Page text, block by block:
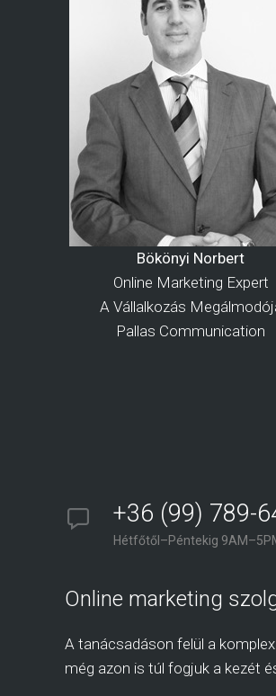
Bökönyi Norbert
Online Marketing Expert
A Vállalkozás
Pallas Communication
+36 (99) 789-
Hétfőtől–Péntekig
Online marketing
A tanácsadáson felül a
még azon is túl fogjuk a kezét